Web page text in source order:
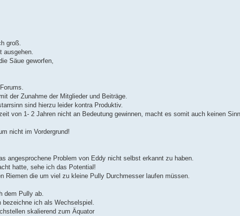
groß.
ausgehen.
Säue geworfen,
der Zunahme der Mitglieder und Beiträge.
sind hierzu leider kontra Produktiv.
von 1- 2 Jahren nicht an Bedeutung gewinnen, macht es somit auch keinen
nicht im Vordergrund!
angesprochene Problem von Eddy nicht selbst erkannt zu haben.
hatte, sehe ich das Potential!
Riemen die um viel zu kleine Pully Durchmesser laufen müssen.
dem Pully ab.
bezeichne ich als Wechselspiel.
skalierend zum Äquator